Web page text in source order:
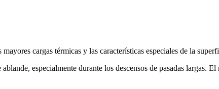
cargas térmicas y las características especiales de la
especialmente durante los descensos de pasadas largas.